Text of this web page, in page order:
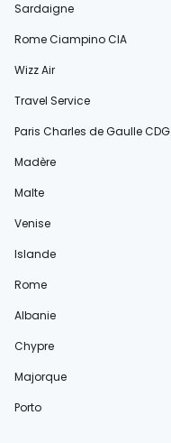
Sardaigne
Rome Ciampino CIA
Wizz Air
Travel Service
Paris Charles de Gaulle CDG
Madère
Malte
Venise
Islande
Rome
Albanie
Chypre
Majorque
Porto